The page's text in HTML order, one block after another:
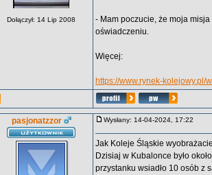
Dołączył: 14 Lip 2008
- Mam poczucie, że moja
oświadczeniu.
Więcej:
https://www.rynek-
pasjonatzzor Wysłany: 14-04-2024, 17:22
Jak Koleje Śląskie
Dzisiaj w Kubalonce było
przystanku wsiadło 10 osób z